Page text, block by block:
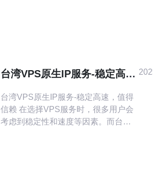
骤与技巧，包括网络设置、设备优化
和使用工具等方面。 1.
台湾VPS原生IP服务-稳定高
台湾VPS原生IP服务-稳定高速，值得
信赖 在选择VPS服务时，很多用户会
考虑到稳定性和速度等因素。而台湾